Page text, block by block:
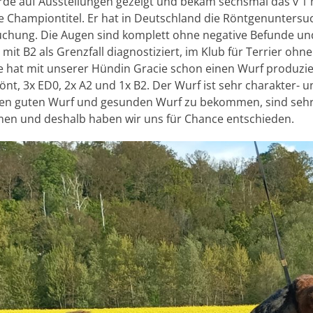
Championtitel. Er hat in Deutschland die
Die Augen sind komplett ohne negative Befunde
B2 als Grenzfall diagnostiziert, im Klub für Terrier
hat mit unserer Hündin Gracie schon einen Wurf
3x ED0, 2x A2 und 1x B2. Der Wurf ist sehr charakter-
guten Wurf und gesunden Wurf zu bekommen, sind
und deshalb haben wir uns für Chance entschieden.